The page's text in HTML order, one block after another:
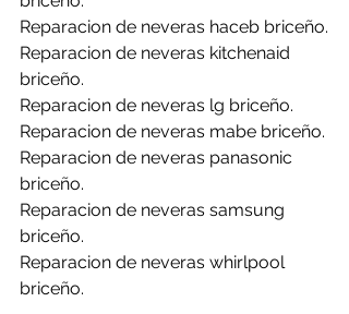
Reparacion de neveras haceb briceño.
Reparacion de neveras kitchenaid
briceño.
Reparacion de neveras lg briceño.
Reparacion de neveras mabe briceño.
Reparacion de neveras panasonic
briceño.
Reparacion de neveras samsung
briceño.
Reparacion de neveras whirlpool
briceño.